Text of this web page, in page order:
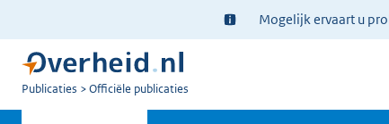
Ter
informatie:
Mogelijk ervaart u
U
Publicaties Officiële publicaties